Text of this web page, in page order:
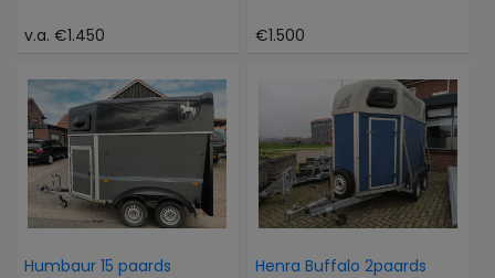
v.a. €1.450 €1.500
Humbaur 15 paards
Henra Buffalo 2paards